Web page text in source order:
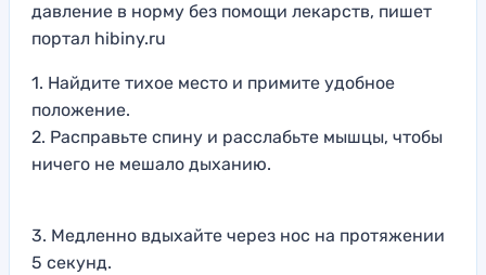
давление в норму без помощи лекарств, пишет
портал hibiny.ru
1. Найдите тихое место и примите удобное
положение.
2. Расправьте спину и расслабьте мышцы, чтобы
ничего не мешало дыханию.
3. Медленно вдыхайте через нос на протяжении
5 секунд.